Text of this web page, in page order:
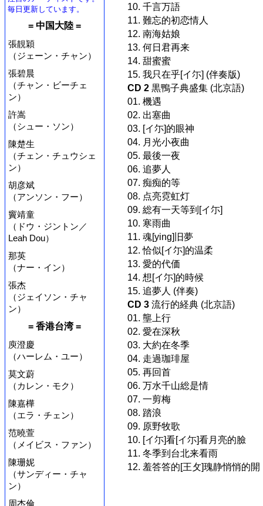
毎日更新しています。
= 中国大陸 =
張靚穎
（ジェーン・チャン）
張碧晨
（チャン・ビーチェ
ン）
許嵩
（シュー・ソン）
陳楚生
（チェン・チュウシェ
ン）
胡彦斌
（アンソン・フー）
竇靖童
（ドウ・ジントン／
Leah Dou）
那英
（ナー・イン）
張杰
（ジェイソン・チャ
ン）
= 香港台湾 =
庾澄慶
（ハーレム・ユー）
莫文蔚
（カレン・モク）
陳嘉樺
（エラ・チェン）
范曉萱
（メイビス・ファン）
陳珊妮
（サンディー・チャ
ン）
周杰倫
10. 千言万語
11. 難忘的初恋情人
12. 南海姑娘
13. 何日君再来
14. 甜蜜蜜
15. 我只在乎[イ尓] (伴奏版)
CD 2 黒鴨子典盛集 (北京語)
01. 機遇
02. 出塞曲
03. [イ尓]的眼神
04. 月光小夜曲
05. 最後一夜
06. 追夢人
07. 痴痴的等
08. 点亮霓虹灯
09. 総有一天等到[イ尓]
10. 寒雨曲
11. 魂[ying]旧夢
12. 恰似[イ尓]的温柔
13. 愛的代価
14. 想[イ尓]的時候
15. 追夢人 (伴奏)
CD 3 流行的経典 (北京語)
01. 壟上行
02. 愛在深秋
03. 大約在冬季
04. 走過珈琲屋
05. 再回首
06. 万水千山総是情
07. 一剪梅
08. 踏浪
09. 原野牧歌
10. [イ尓]看[イ尓]看月亮的臉
11. 冬季到台北来看雨
12. 羞答答的[王攵]瑰静悄悄的開